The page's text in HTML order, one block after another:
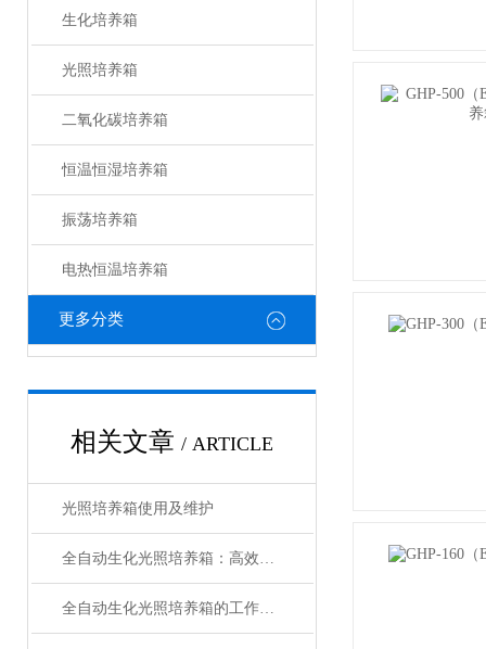
生化培养箱
光照培养箱
二氧化碳培养箱
恒温恒湿培养箱
振荡培养箱
电热恒温培养箱
更多分类
相关文章 / ARTICLE
光照培养箱使用及维护
全自动生化光照培养箱：高效培养的核心设备
全自动生化光照培养箱的工作原理解析